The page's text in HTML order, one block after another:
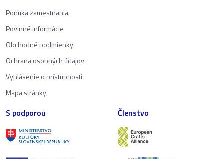
Ponuka zamestnania
Povinné informácie
Obchodné podmienky
Ochrana osobných údajov
Vyhlásenie o prístupnosti
Mapa stránky
S podporou Členstvo